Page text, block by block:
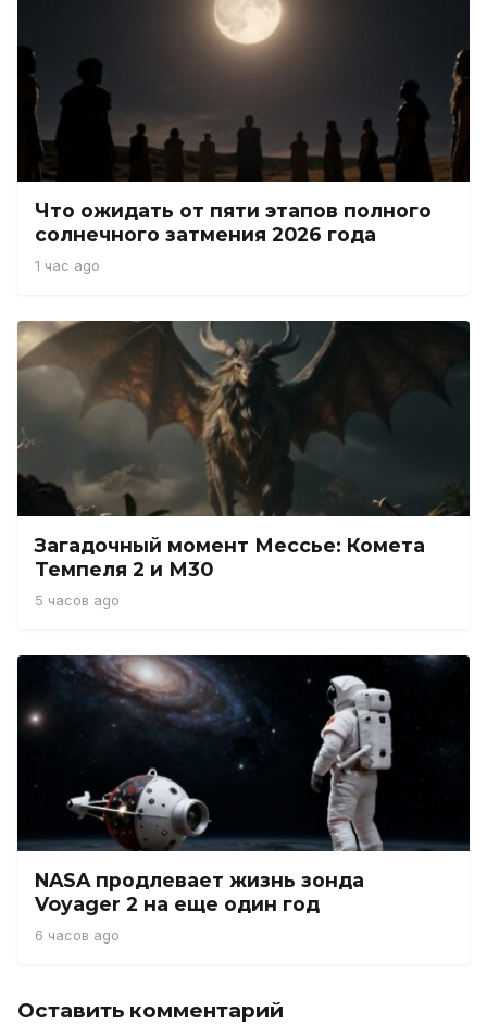
Что ожидать от пяти этапов полного
солнечного затмения 2026 года
1 час ago
Загадочный момент Мессье: Комета
Темпеля 2 и М30
5 часов ago
NASA продлевает жизнь зонда
Voyager 2 на еще один год
6 часов ago
Оставить комментарий